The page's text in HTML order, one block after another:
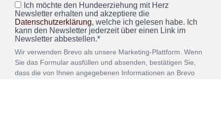
Ich möchte den Hundeerziehung mit Herz
Newsletter erhalten und akzeptiere die
Datenschutzerklärung, welche ich gelesen habe. Ich
kann den Newsletter jederzeit über einen Link im
Newsletter abbestellen.*
Wir verwenden Brevo als unsere Marketing-Plattform. Wenn
Sie das Formular ausfüllen und absenden, bestätigen Sie,
dass die von Ihnen angegebenen Informationen an Brevo